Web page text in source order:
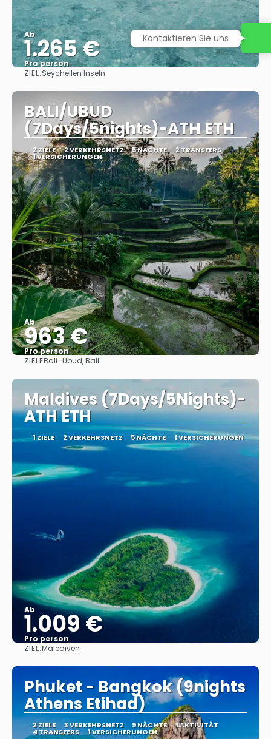
Ab
1.265 €
Pro person
ZIEL:Seychellen Inseln
BALI/UBUD
(7Days/5nights)-ATH ETH
2 ZIELE 2 VERKEHRSNETZ 5 NÄCHTE 2 TRANSFERS
1 VERSICHERUNGEN
Ab
963 €
Pro person
ZIELEBali · Ubud, Bali
Maldives (7Days/5Nights)-
ATH ETH
1 ZIELE 2 VERKEHRSNETZ 5 NÄCHTE 1 VERSICHERUNGEN
Ab
1.009 €
Pro person
ZIEL:Malediven
Phuket - Bangkok (9nights
Athens Etihad)
2 ZIELE 3 VERKEHRSNETZ 9 NÄCHTE 1 AKTIVITÄT
4 TRANSFERS 1 VERSICHERUNGEN
Kontaktieren Sie uns